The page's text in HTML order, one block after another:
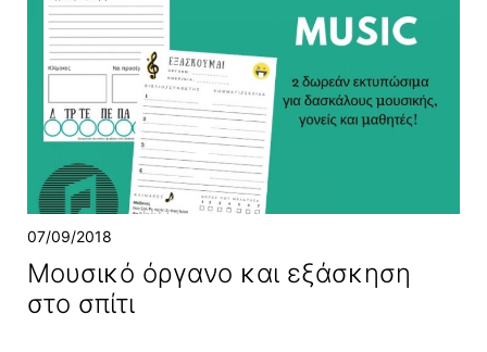
07/09/2018
Μουσικό όργανο και εξάσκηση
στο σπίτι